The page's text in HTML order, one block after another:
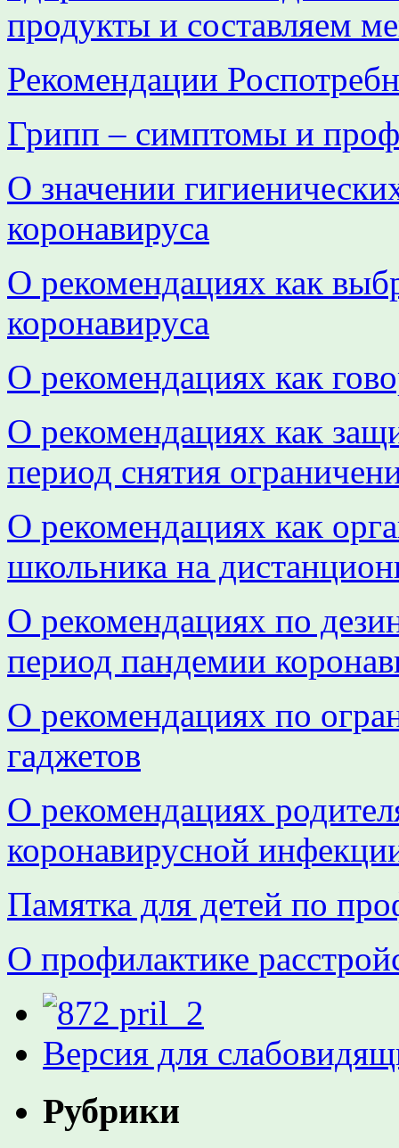
продукты и составляем
Рекомендации
Грипп – симптомы и
О значении
коронавируса
О рекомендациях как
коронавируса
О рекомендациях как
О рекомендациях как
период снятия
О рекомендациях как
школьника на
О рекомендациях по
период пандемии
О рекомендациях по
гаджетов
О рекомендациях
коронавирусной
Памятка для детей по
О профилактике
Версия для
Рубрики